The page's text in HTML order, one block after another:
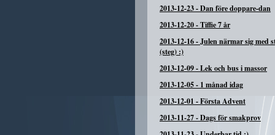
2013-12-23-Dan före doppare-dan
2013-12-20-Tiffie 7 år
2013-12-16-Julen närmar sig med
(steg) :)
2013-12-09-Lek och bus i massor
2013-12-05- 1 månad idag
2013-12-01 -Första Advent
2013-11-27-Dags för smakprov